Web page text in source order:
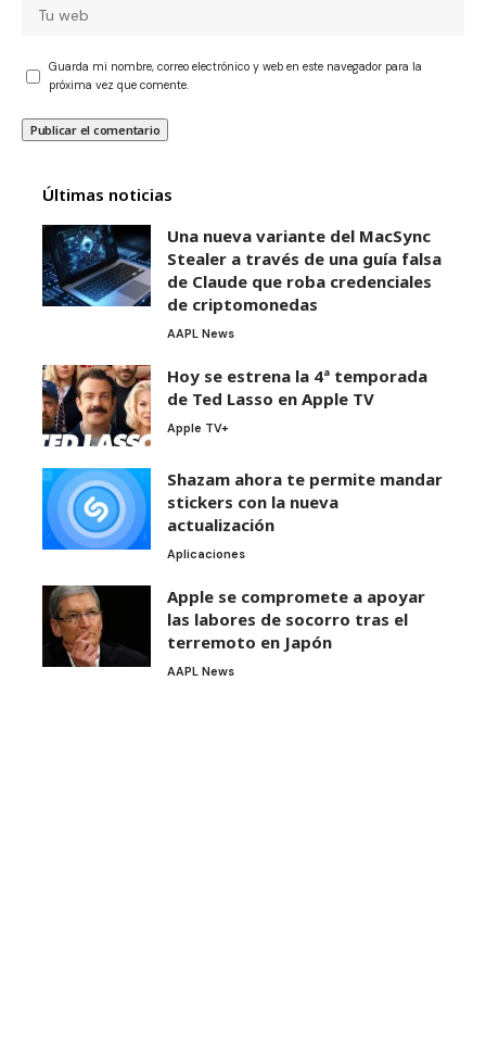
Guarda mi nombre, correo electrónico y web en este navegador para la
próxima vez que comente.
Últimas noticias
Una nueva variante del MacSync
Stealer a través de una guía falsa
de Claude que roba credenciales
de criptomonedas
AAPL News
Hoy se estrena la 4ª temporada
de Ted Lasso en Apple TV
Apple TV+
Shazam ahora te permite mandar
stickers con la nueva
actualización
Aplicaciones
Apple se compromete a apoyar
las labores de socorro tras el
terremoto en Japón
AAPL News